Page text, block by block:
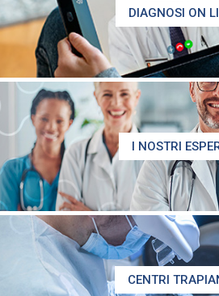
DIAGNOSI ON
I NOSTRI
CENTRI